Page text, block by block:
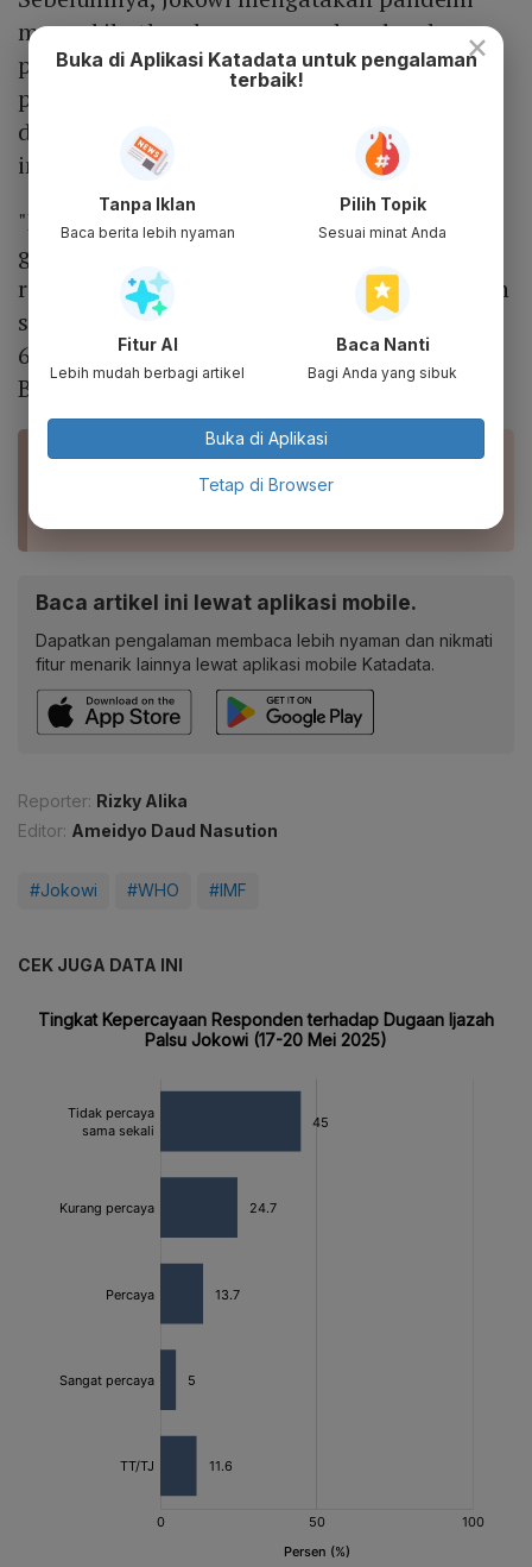
mengakibatkan keraguan pada seluruh
pemimpin. Keraguan muncul di benak para
pemimpin lantaran pandemi juga diikuti
dengan disrupsi teknologi dan revolusi
industri 4.0.
"Betul-betul menyebabkan ketidakpastian
global yang semakin meningkat, keragu-
raguan semua pemimpin dalam memutuskan
sesuatu," kata Jokowi dalam Dies Natalis ke-
67 Universitas Katolik Parahyangan di
Bandung, Senin (17/1).
BACA JUGA
Jokowi Ungkap Pemimpin Dunia Dilanda
Baca artikel ini lewat aplikasi mobile.
Dapatkan pengalaman membaca lebih nyaman dan nikmati
fitur menarik lainnya lewat aplikasi mobile Katadata.
Reporter: Rizky Alika
Editor: Ameidyo Daud Nasution
#Jokowi #WHO #IMF
CEK JUGA DATA INI
×
Buka di Aplikasi Katadata untuk pengalaman
terbaik!
Tanpa Iklan
Baca berita lebih nyaman
Pilih Topik
Sesuai minat Anda
Fitur AI
Lebih mudah berbagi artikel
Baca Nanti
Bagi Anda yang sibuk
Buka di Aplikasi
Tetap di Browser